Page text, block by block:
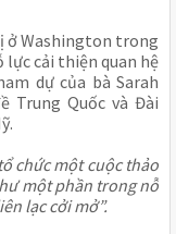
ở Washington trong
lực cải thiện quan hệ
dự của bà Sarah
Trung Quốc và Đài
chức một cuộc thảo
một phần trong nỗ
lạc cởi mở”.